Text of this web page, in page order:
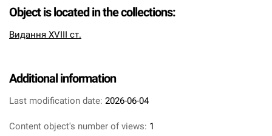
Object is located in the collections:
Видання XVIII ст.
Additional information
Last modification date: 2026-06-04
Content object's number of views: 1